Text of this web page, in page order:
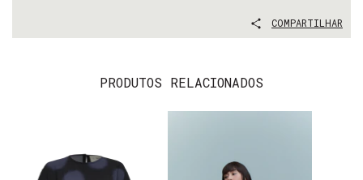
COMPARTILHAR
PRODUTOS RELACIONADOS